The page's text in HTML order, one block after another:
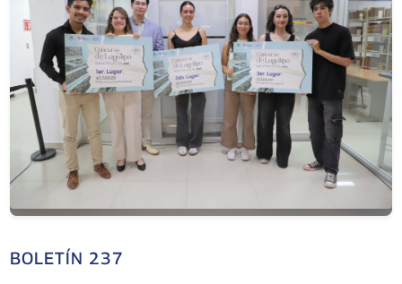
BOLETÍN 237